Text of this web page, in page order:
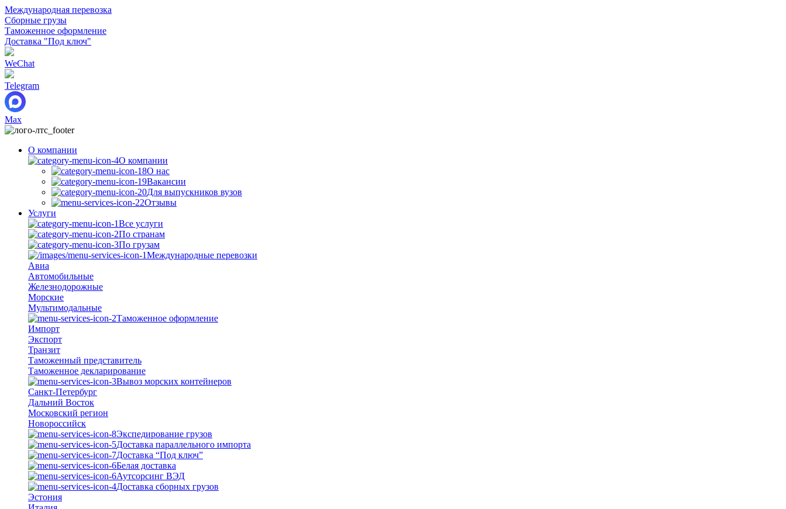
Международная перевозка
Сборные грузы
Таможенное оформление
Доставка "Под ключ"
WeChat
Telegram
Max
О компании
О компании
О нас
Вакансии
Для выпускников вузов
Отзывы
Услуги
Все услуги
По странам
По грузам
Международные перевозки
Авиа
Автомобильные
Железнодорожные
Морские
Мультимодальные
Таможенное оформление
Импорт
Экспорт
Транзит
Таможенный представитель
Таможенное декларирование
Вывоз морских контейнеров
Санкт-Петербург
Дальний Восток
Московский регион
Новороссийск
Экспедирование грузов
Доставка параллельного импорта
Доставка “Под ключ”
Белая доставка
Аутсорсинг ВЭД
Доставка сборных грузов
Эстония